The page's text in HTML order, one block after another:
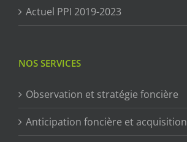
Actuel PPI 2019-2023
NOS SERVICES
Observation et stratégie foncière
Anticipation foncière et acquisition